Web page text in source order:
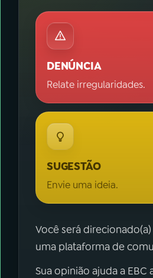
DENÚNCIA
Relate irregularidades.
SUGESTÃO
Envie uma ideia.
Você será direcionado(a)
uma plataforma de
Sua opinião ajuda a